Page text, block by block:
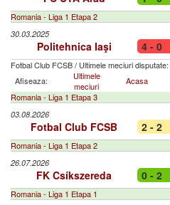
Romania - Liga 1 Etapa 2
30.03.2025
Politehnica Iaşi 4 - 0
Fotbal Club FCSB/ Ultimele meciuri disputate:
Afiseaza:
Ultimele
meciuri
Acasa
Romania - Liga 1 Etapa 3
03.08.2026
Fotbal Club FCSB 2 - 2
Romania - Liga 1 Etapa 2
26.07.2026
FK Csíkszereda 0 - 2
Romania - Liga 1 Etapa 1